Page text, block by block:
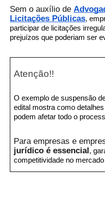
Sem o auxílio de
Licitações Públicas,
participar de licitações
prejuízos que poderiam ser
Atenção!!
O exemplo de suspensão
edital mostra como
podem afetar todo o
Para empresas e
jurídico é essencial,
competitividade no